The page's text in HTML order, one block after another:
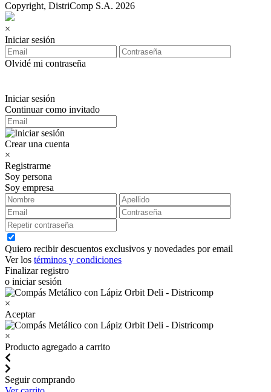
Copyright, DistriComp S.A. 2026
×
Iniciar sesión
Olvidé mi contraseña
Iniciar sesión
Continuar como invitado
Crear una cuenta
×
Registrarme
Soy persona
Soy empresa
Quiero recibir descuentos exclusivos y novedades por email
Ver los términos y condiciones
Finalizar registro
o iniciar sesión
×
Aceptar
×
Producto agregado a carrito
Seguir comprando